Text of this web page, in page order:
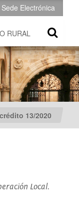
Sede Electrónica
RURAL
13/2020
Local.